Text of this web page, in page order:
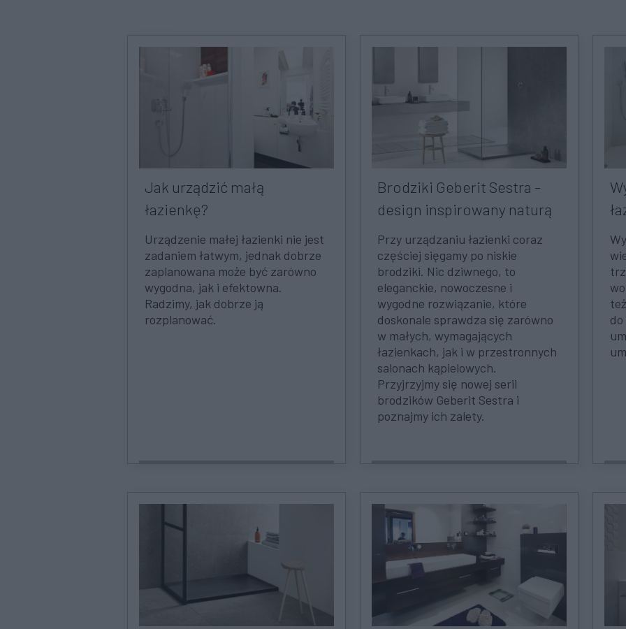
Jak urządzić małą
łazienkę?
Urządzenie małej łazienki nie jest
zadaniem łatwym, jednak dobrze
zaplanowana może być zarówno
wygodna, jak i efektowna.
Radzimy, jak dobrze ją
rozplanować.
Brodziki Geberit Sestra -
design inspirowany naturą
Przy urządzaniu łazienki coraz
częściej sięgamy po niskie
brodziki. Nic dziwnego, to
eleganckie, nowoczesne i
wygodne rozwiązanie, które
doskonale sprawdza się zarówno
w małych, wymagających
łazienkach, jak i w przestronnych
salonach kąpielowych.
Przyjrzyjmy się nowej serii
brodzików Geberit Sestra i
poznajmy ich zalety.